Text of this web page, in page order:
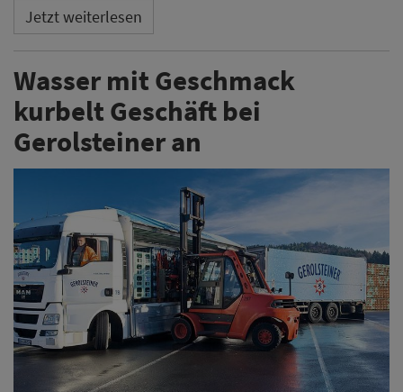
Jetzt weiterlesen
Wasser mit Geschmack
kurbelt Geschäft bei
Gerolsteiner an